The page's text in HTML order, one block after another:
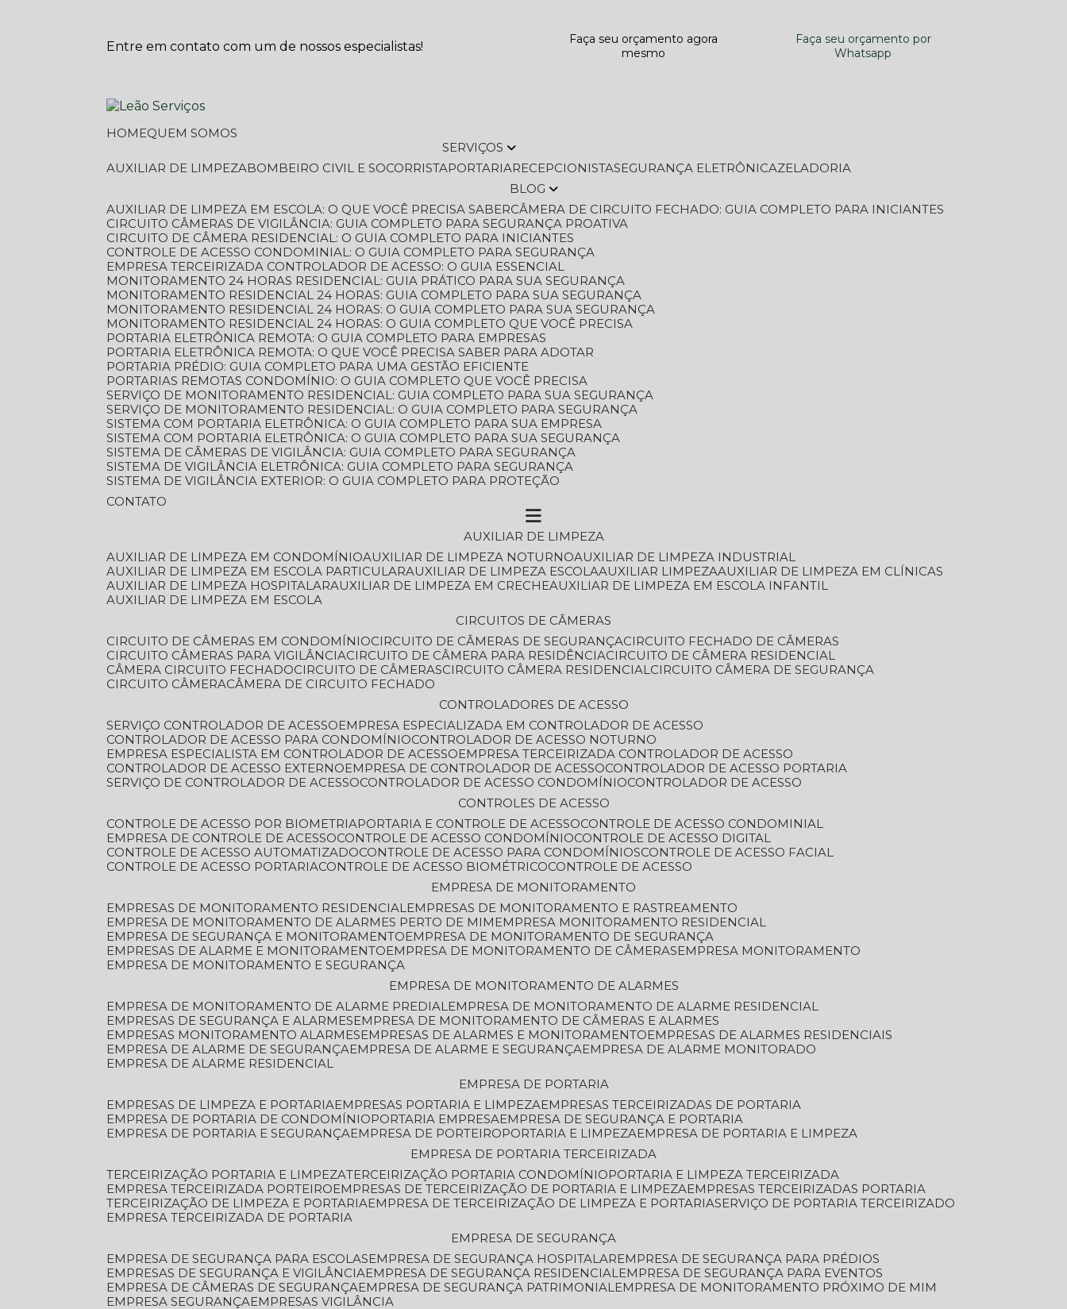
Entre em contato com um de nossos especialistas!
Faça seu orçamento agora
mesmo
Faça seu orçamento por
Whatsapp
HOME
QUEM SOMOS
SERVIÇOS
AUXILIAR DE LIMPEZA
BOMBEIRO CIVIL E SOCORRISTA PORTARIA RECEPCIONISTA SEGURANÇA ELETRÔNICA
ZELADORIA
BLOG
AUXILIAR DE LIMPEZA EM ESCOLA: O QUE VOCÊ PRECISA SABER
CÂMERA DE CIRCUITO FECHADO: GUIA COMPLETO PARA INICIANTES
CIRCUITO CÂMERAS DE VIGILÂNCIA: GUIA COMPLETO PARA SEGURANÇA PROATIVA
CIRCUITO DE CÂMERA RESIDENCIAL: O GUIA COMPLETO PARA INICIANTES
CONTROLE DE ACESSO CONDOMINIAL: O GUIA COMPLETO PARA SEGURANÇA
EMPRESA TERCEIRIZADA CONTROLADOR DE ACESSO: O GUIA ESSENCIAL
MONITORAMENTO 24 HORAS RESIDENCIAL: GUIA PRÁTICO PARA SUA SEGURANÇA
MONITORAMENTO RESIDENCIAL 24 HORAS: GUIA COMPLETO PARA SUA SEGURANÇA
MONITORAMENTO RESIDENCIAL 24 HORAS: O GUIA COMPLETO PARA SUA SEGURANÇA
MONITORAMENTO RESIDENCIAL 24 HORAS: O GUIA COMPLETO QUE VOCÊ PRECISA
PORTARIA ELETRÔNICA REMOTA: O GUIA COMPLETO PARA EMPRESAS
PORTARIA ELETRÔNICA REMOTA: O QUE VOCÊ PRECISA SABER PARA ADOTAR
PORTARIA PRÉDIO: GUIA COMPLETO PARA UMA GESTÃO EFICIENTE
PORTARIAS REMOTAS CONDOMÍNIO: O GUIA COMPLETO QUE VOCÊ PRECISA
SERVIÇO DE MONITORAMENTO RESIDENCIAL: GUIA COMPLETO PARA SUA SEGURANÇA
SERVIÇO DE MONITORAMENTO RESIDENCIAL: O GUIA COMPLETO PARA SEGURANÇA
SISTEMA COM PORTARIA ELETRÔNICA: O GUIA COMPLETO PARA SUA EMPRESA
SISTEMA COM PORTARIA ELETRÔNICA: O GUIA COMPLETO PARA SUA SEGURANÇA
SISTEMA DE CÂMERAS DE VIGILÂNCIA: GUIA COMPLETO PARA SEGURANÇA
SISTEMA DE VIGILÂNCIA ELETRÔNICA: GUIA COMPLETO PARA SEGURANÇA
SISTEMA DE VIGILÂNCIA EXTERIOR: O GUIA COMPLETO PARA PROTEÇÃO
CONTATO
AUXILIAR DE LIMPEZA
AUXILIAR DE LIMPEZA EM CONDOMÍNIO
AUXILIAR DE LIMPEZA NOTURNO
AUXILIAR DE LIMPEZA INDUSTRIAL
AUXILIAR DE LIMPEZA EM ESCOLA PARTICULAR
AUXILIAR DE LIMPEZA ESCOLA AUXILIAR LIMPEZA
AUXILIAR DE LIMPEZA EM CLÍNICAS
AUXILIAR DE LIMPEZA HOSPITALAR
AUXILIAR DE LIMPEZA EM CRECHE
AUXILIAR DE LIMPEZA EM ESCOLA INFANTIL
AUXILIAR DE LIMPEZA EM ESCOLA
CIRCUITOS DE CÂMERAS
CIRCUITO DE CÂMERAS EM CONDOMÍNIO
CIRCUITO DE CÂMERAS DE SEGURANÇA
CIRCUITO FECHADO DE CÂMERAS
CIRCUITO CÂMERAS PARA VIGILÂNCIA
CIRCUITO DE CÂMERA PARA RESIDÊNCIA
CIRCUITO DE CÂMERA RESIDENCIAL
CÂMERA CIRCUITO FECHADO
CIRCUITO DE CÂMERAS CIRCUITO CÂMERA RESIDENCIAL
CIRCUITO CÂMERA DE SEGURANÇA
CIRCUITO CÂMERA
CÂMERA DE CIRCUITO FECHADO
CONTROLADORES DE ACESSO
SERVIÇO CONTROLADOR DE ACESSO
EMPRESA ESPECIALIZADA EM CONTROLADOR DE ACESSO
CONTROLADOR DE ACESSO PARA CONDOMÍNIO
CONTROLADOR DE ACESSO NOTURNO
EMPRESA ESPECIALISTA EM CONTROLADOR DE ACESSO
EMPRESA TERCEIRIZADA CONTROLADOR DE ACESSO
CONTROLADOR DE ACESSO EXTERNO
EMPRESA DE CONTROLADOR DE ACESSO
CONTROLADOR DE ACESSO PORTARIA
SERVIÇO DE CONTROLADOR DE ACESSO
CONTROLADOR DE ACESSO CONDOMÍNIO
CONTROLADOR DE ACESSO
CONTROLES DE ACESSO
CONTROLE DE ACESSO POR BIOMETRIA
PORTARIA E CONTROLE DE ACESSO
CONTROLE DE ACESSO CONDOMINIAL
EMPRESA DE CONTROLE DE ACESSO
CONTROLE DE ACESSO CONDOMÍNIO
CONTROLE DE ACESSO DIGITAL
CONTROLE DE ACESSO AUTOMATIZADO
CONTROLE DE ACESSO PARA CONDOMÍNIOS
CONTROLE DE ACESSO FACIAL
CONTROLE DE ACESSO PORTARIA CONTROLE DE ACESSO BIOMÉTRICO
CONTROLE DE ACESSO
EMPRESA DE MONITORAMENTO
EMPRESAS DE MONITORAMENTO RESIDENCIAL
EMPRESAS DE MONITORAMENTO E RASTREAMENTO
EMPRESA DE MONITORAMENTO DE ALARMES PERTO DE MIM
EMPRESA MONITORAMENTO RESIDENCIAL
EMPRESA DE SEGURANÇA E MONITORAMENTO
EMPRESA DE MONITORAMENTO DE SEGURANÇA
EMPRESAS DE ALARME E MONITORAMENTO
EMPRESA DE MONITORAMENTO DE CÂMERAS
EMPRESA MONITORAMENTO
EMPRESA DE MONITORAMENTO E SEGURANÇA
EMPRESA DE MONITORAMENTO DE ALARMES
EMPRESA DE MONITORAMENTO DE ALARME PREDIAL
EMPRESA DE MONITORAMENTO DE ALARME RESIDENCIAL
EMPRESAS DE SEGURANÇA E ALARMES
EMPRESA DE MONITORAMENTO DE CÂMERAS E ALARMES
EMPRESAS MONITORAMENTO ALARMES
EMPRESAS DE ALARMES E MONITORAMENTO
EMPRESAS DE ALARMES RESIDENCIAIS
EMPRESA DE ALARME DE SEGURANÇA
EMPRESA DE ALARME E SEGURANÇA
EMPRESA DE ALARME MONITORADO
EMPRESA DE ALARME RESIDENCIAL
EMPRESA DE PORTARIA
EMPRESAS DE LIMPEZA E PORTARIA
EMPRESAS PORTARIA E LIMPEZA
EMPRESAS TERCEIRIZADAS DE PORTARIA
EMPRESA DE PORTARIA DE CONDOMÍNIO
PORTARIA EMPRESA
EMPRESA DE SEGURANÇA E PORTARIA
EMPRESA DE PORTARIA E SEGURANÇA
EMPRESA DE PORTEIRO PORTARIA E LIMPEZA
EMPRESA DE PORTARIA E LIMPEZA
EMPRESA DE PORTARIA TERCEIRIZADA
TERCEIRIZAÇÃO PORTARIA E LIMPEZA TERCEIRIZAÇÃO PORTARIA CONDOMÍNIO
PORTARIA E LIMPEZA TERCEIRIZADA
EMPRESA TERCEIRIZADA PORTEIRO
EMPRESAS DE TERCEIRIZAÇÃO DE PORTARIA E LIMPEZA
EMPRESAS TERCEIRIZADAS PORTARIA
TERCEIRIZAÇÃO DE LIMPEZA E PORTARIA
EMPRESA DE TERCEIRIZAÇÃO DE LIMPEZA E PORTARIA SERVIÇO DE PORTARIA TERCEIRIZADO
EMPRESA TERCEIRIZADA DE PORTARIA
EMPRESA DE SEGURANÇA
EMPRESA DE SEGURANÇA PARA ESCOLAS
EMPRESA DE SEGURANÇA HOSPITALAR
EMPRESA DE SEGURANÇA PARA PRÉDIOS
EMPRESAS DE SEGURANÇA E VIGILÂNCIA
EMPRESA DE SEGURANÇA RESIDENCIAL
EMPRESA DE SEGURANÇA PARA EVENTOS
EMPRESA DE CÂMERAS DE SEGURANÇA
EMPRESA DE SEGURANÇA PATRIMONIAL
EMPRESA DE MONITORAMENTO PRÓXIMO DE MIM
EMPRESA SEGURANÇA
EMPRESAS VIGILÂNCIA